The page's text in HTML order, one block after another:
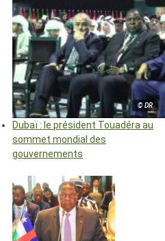
© DR
Dubaï : le président Touadéra au
sommet mondial des
gouvernements